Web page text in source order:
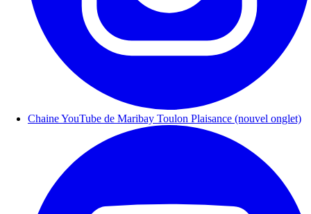
Chaine YouTube de Maribay Toulon Plaisance (nouvel onglet)